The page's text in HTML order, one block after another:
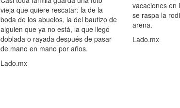
vieja que quiere rescatar: la de la
boda de los abuelos, la del bautizo de
alguien que ya no está, la que llegó
doblada o rayada después de pasar
de mano en mano por años.
Lado.mx
vacaciones en
se raspa la
arena.
Lado.mx